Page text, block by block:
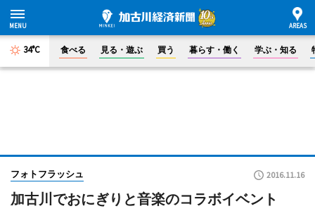
34°C 食べる 見る・遊ぶ 買う 暮らす・働く 学ぶ・知る
フォトフラッシュ 2016.11.16
加古川でおにぎりと音楽のコラボイベント